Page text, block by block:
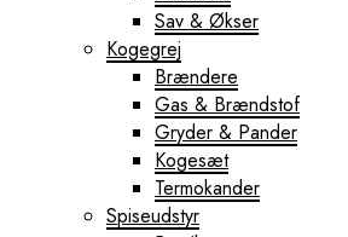
Sav & Økser
Kogegrej
Brændere
Gas & Brændstof
Gryder & Pander
Kogesæt
Termokander
Spiseudstyr